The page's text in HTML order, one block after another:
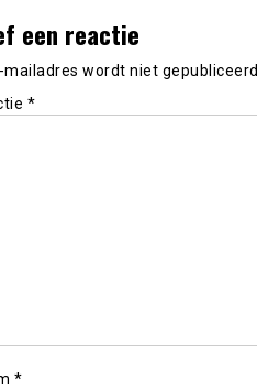
een reactie
mailadres wordt niet gepubliceerd.
*
*